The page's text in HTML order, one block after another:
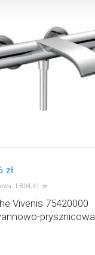
zł
1 804,41 zł
Vivenis 75420000
prysznicowa